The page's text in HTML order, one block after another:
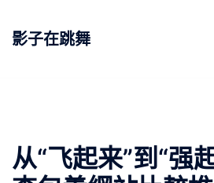
影子在跳舞
从“飞起来”到“强